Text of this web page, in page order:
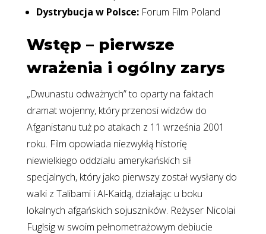
Dystrybucja w Polsce:Forum Film Poland
Wstęp – pierwsze
wrażenia i ogólny zarys
„Dwunastu odważnych” to oparty na faktach
dramat wojenny, który przenosi widzów do
Afganistanu tuż po atakach z 11 września 2001
roku. Film opowiada niezwykłą historię
niewielkiego oddziału amerykańskich sił
specjalnych, który jako pierwszy został wysłany do
walki z Talibami i Al-Kaidą, działając u boku
lokalnych afgańskich sojuszników. Reżyser Nicolai
Fuglsig w swoim pełnometrażowym debiucie